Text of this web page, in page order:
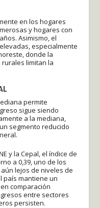
en los hogares
y hogares con
Asimismo, el
especialmente
donde la
limitan la
permite
sigue siendo
a la mediana,
segmento reducido
y la Cepal, el índice de
a 0,39, uno de los
lejos de niveles de
país mantiene un
comparación
entre sectores
persisten.